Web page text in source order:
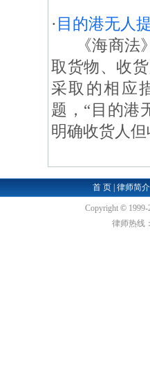
·目的港无人
《海商法》
取货物、收
采取的相应
题，“目的港
明确收货人
首 页| 律师简介
Copyright ©
律师热线